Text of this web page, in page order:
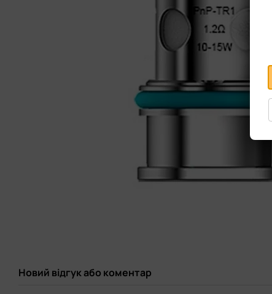
Новий відгук або коментар